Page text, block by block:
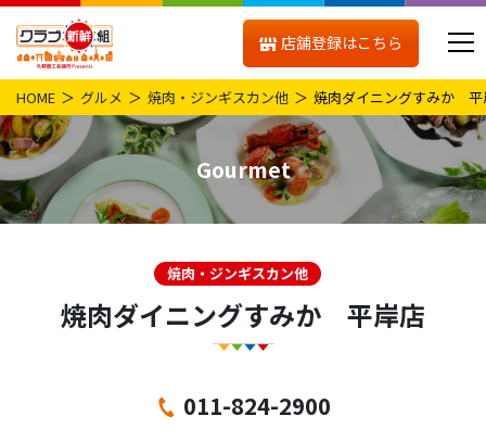
店舗登録はこちら
HOME グルメ 焼肉・ジンギスカン他 焼肉ダイニングすみか 平
Gourmet
焼肉・ジンギスカン他
焼肉ダイニングすみか 平岸店
011-824-2900